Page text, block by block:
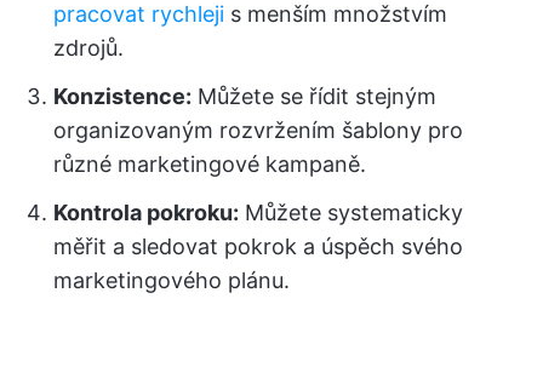
pracovat rychleji s menším množstvím
zdrojů.
Konzistence: Můžete se řídit stejným
organizovaným rozvržením šablony pro
různé marketingové kampaně.
Kontrola pokroku: Můžete systematicky
měřit a sledovat pokrok a úspěch svého
marketingového plánu.